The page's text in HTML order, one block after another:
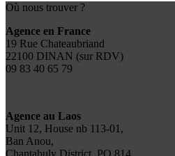
Où nous trouver ?
Agence en France
19 Rue Chateaubriand
22100 DINAN (sur RDV)
09 83 40 65 79
Agence au Laos
Unit 12, House nb 113-01,
Ban Anou,
Chantabuly District, PO 814,